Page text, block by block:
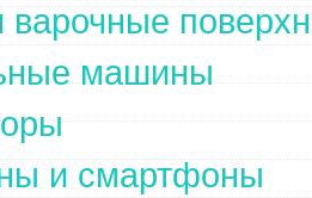
машины
и смартфоны